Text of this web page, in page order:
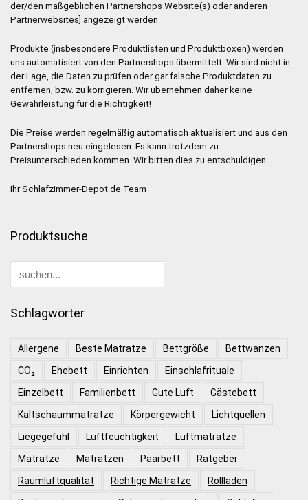
der/den maßgeblichen Partnershops Website(s) oder anderen
Partnerwebsites] angezeigt werden.
Produkte (insbesondere Produktlisten und Produktboxen) werden
uns automatisiert von den Partnershops übermittelt. Wir sind nicht in
der Lage, die Daten zu prüfen oder gar falsche Produktdaten zu
entfernen, bzw. zu korrigieren. Wir übernehmen daher keine
Gewährleistung für die Richtigkeit!
Die Preise werden regelmäßig automatisch aktualisiert und aus den
Partnershops neu eingelesen. Es kann trotzdem zu
Preisunterschieden kommen. Wir bitten dies zu entschuldigen.
Ihr Schlafzimmer-Depot.de Team
Produktsuche
Schlagwörter
Allergene Beste Matratze Bettgröße
Bettwanzen
CO₂
Ehebett Einrichten
Einschlafrituale
Einzelbett
Familienbett Gute Luft
Gästebett
Kaltschaummatratze
Körpergewicht
Lichtquellen
Liegegefühl
Luftfeuchtigkeit
Luftmatratze
Matratze
Matratzen Paarbett
Ratgeber
Raumluftqualität
Richtige Matratze
Rollläden